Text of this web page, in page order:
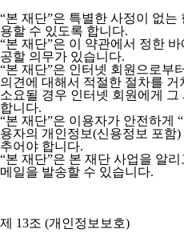
“본 재단”은 특별한 사정이 없는
용할 수 있도록 합니다.
“본 재단”은 이 약관에서 정한
공할 의무가 있습니다.
“본 재단”은 인터넷 회원으로부
의견에 대해서 적절한 절차를 거
소요될 경우 인터넷 회원에게
합니다.
“본 재단”은 이용자가 안전하게
용자의 개인정보(신용정보 포함
추어야 합니다.
“본 재단”은 본 재단 사업을 알
메일을 발송할 수 있습니다.
제 13조 (개인정보보호)